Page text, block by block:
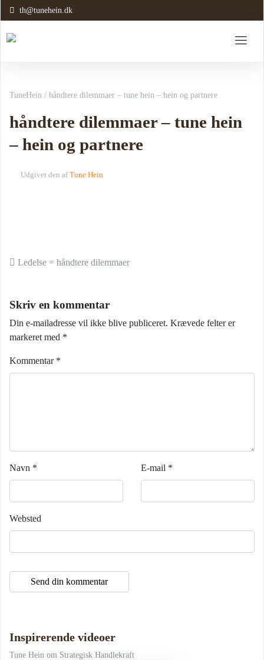
th@tunehein.dk
TuneHein / håndtere dilemmaer – tune hein – hein og partnere
håndtere dilemmaer – tune hein
– hein og partnere
Udgivet den af Tune Hein
Indlæg navigation
Ledelse = håndtere dilemmaer
Skriv en kommentar
Din e-mailadresse vil ikke blive publiceret. Krævede felter er
markeret med *
Kommentar *
Navn * E-mail *
Websted
Inspirerende videoer
Tune Hein om Strategisk Handlekraft